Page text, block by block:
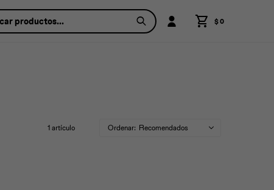
$0
1 artículo Recomendados